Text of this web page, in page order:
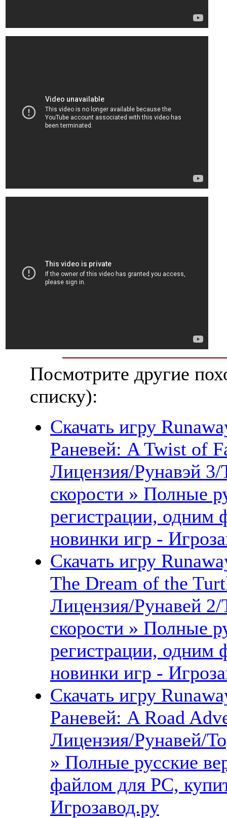
Посмотрите другие
списку):
Скачать игру
Раневей: A Twist of
Лицензия/Рунавэй
скорости » Полные
регистрации, одним
новинки игр -
Скачать игру
The Dream of the
Лицензия/Рунавей
скорости » Полные
регистрации, одним
новинки игр -
Скачать игру
Раневей: A Road
Лицензия/Рунавей/
» Полные русские
файлом для PC,
Игрозавод.ру